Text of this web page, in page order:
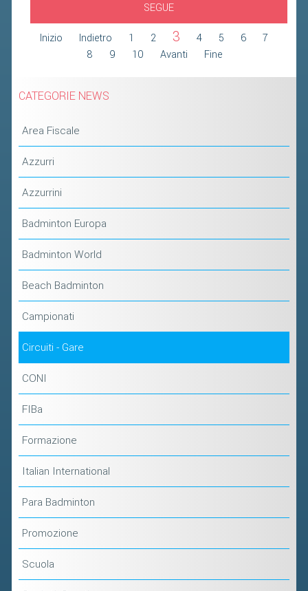
SEGUE
Inizio Indietro 1 2 3 4 5 6
7
8
9 10 Avanti Fine
CATEGORIE NEWS
Area Fiscale
Azzurri
Azzurrini
Badminton Europa
Badminton World
Beach Badminton
Campionati
Circuiti - Gare
CONI
FIBa
Formazione
Italian International
Para Badminton
Promozione
Scuola
2021
2020